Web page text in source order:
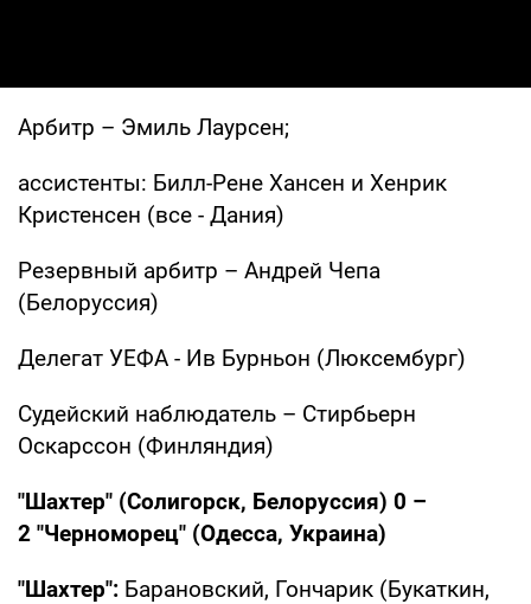
Арбитр – Эмиль Лаурсен;
ассистенты: Билл-Рене Хансен и Хенрик
Кристенсен (все - Дания)
Резервный арбитр – Андрей Чепа
(Белоруссия)
Делегат УЕФА - Ив Бурньон (Люксембург)
Судейский наблюдатель – Стирбьерн
Оскарссон (Финляндия)
"Шахтер" (Солигорск, Белоруссия) 0 –
2 "Черноморец" (Одесса, Украина)
"Шахтер": Барановский, Гончарик (Букаткин,